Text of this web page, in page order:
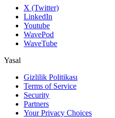
X (Twitter)
LinkedIn
Youtube
WavePod
WaveTube
Yasal
Gizlilik Politikası
Terms of Service
Security
Partners
Your Privacy Choices